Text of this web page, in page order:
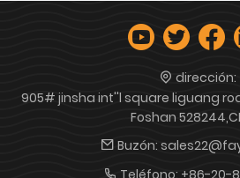
dirección:
905# jinsha int''l square liguang
Foshan
Buzón: